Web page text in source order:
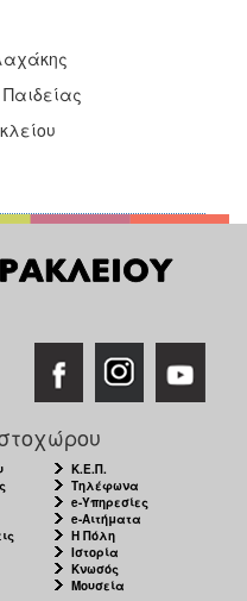
Κ.Ε.Π.
Τηλέφωνα
e-Υπηρεσίες
e-Αιτήματα
Η Πόλη
Ιστορία
Κνωσός
Μουσεία